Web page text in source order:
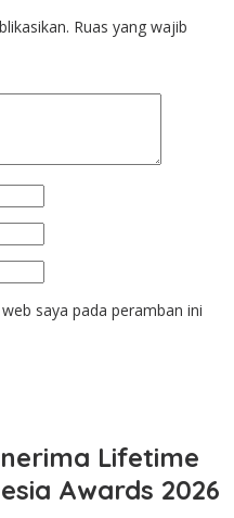
Ruas yang wajib
saya pada peramban ini
Lifetime
Awards 2026